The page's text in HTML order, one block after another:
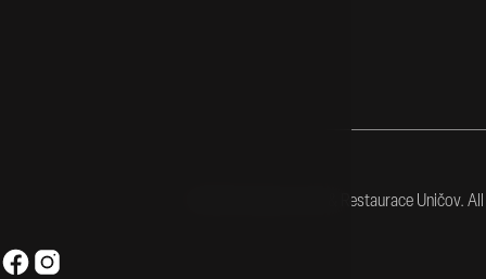
© 2026 Hradby Hotel & Restaurace Uničov.